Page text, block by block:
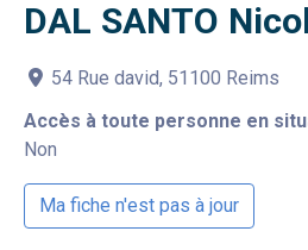
DAL SANTO
54 Rue david, 51100 Reims
Accès à toute personne en
Non
Ma fiche n'est pas à jour